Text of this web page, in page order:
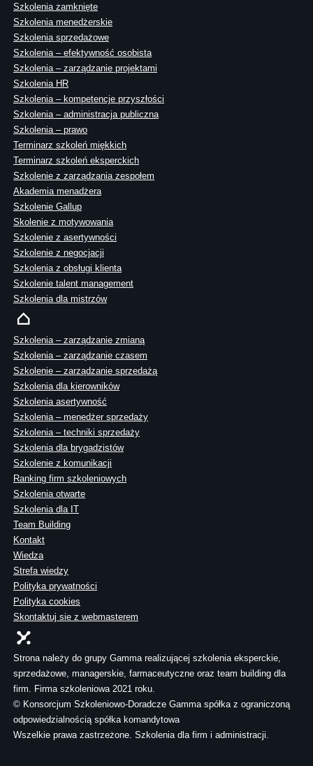
Szkolenia zamknięte
Szkolenia menedżerskie
Szkolenia sprzedażowe
Szkolenia – efektywność osobista
Szkolenia – zarządzanie projektami
Szkolenia HR
Szkolenia – kompetencje przyszłości
Szkolenia – administracja publiczna
Szkolenia – prawo
Terminarz szkoleń miękkich
Terminarz szkoleń eksperckich
Szkolenie z zarządzania zespołem
Akademia menadżera
Szkolenie Gallup
Skolenie z motywowania
Szkolenie z asertywności
Szkolenie z negocjacji
Szkolenia z obsługi klienta
Szkolenie talent management
Szkolenia dla mistrzów
Szkolenia – zarządzanie zmianą
Szkolenia – zarządzanie czasem
Szkolenie – zarządzanie sprzedażą
Szkolenia dla kierowników
Szkolenia asertywność
Szkolenia – menedżer sprzedaży
Szkolenia – techniki sprzedaży
Szkolenia dla brygadzistów
Szkolenie z komunikacji
Ranking firm szkoleniowych
Szkolenia otwarte
Szkolenia dla IT
Team Building
Kontakt
Wiedza
Strefa wiedzy
Polityka prywatności
Polityka cookies
Skontaktuj sie z webmasterem
Strona należy do grupy Gamma realizującej szkolenia eksperckie,
sprzedażowe, managerskie, farmaceutyczne oraz team building dla
firm. Firma szkoleniowa 2021 roku.
© Konsorcjum Szkoleniowo-Doradcze Gamma spółka z ograniczoną
odpowiedzialnością spółka komandytowa
Wszelkie prawa zastrzeżone. Szkolenia dla firm i administracji.